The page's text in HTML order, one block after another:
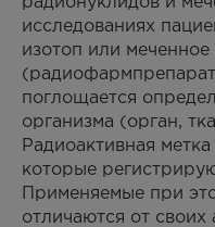
исследованиях
изотоп или
поглощается
организма (орган,
Радиоактивная
которые
Применяемые при
отличаются от своих